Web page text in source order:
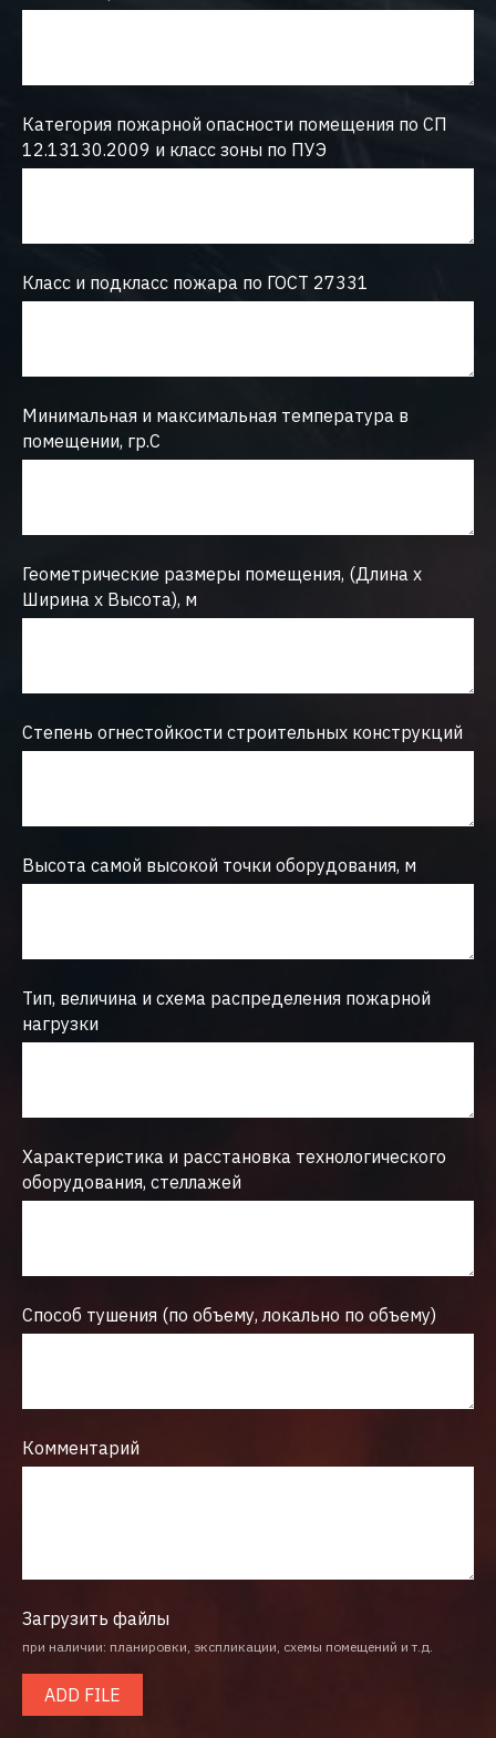
Категория пожарной опасности помещения по СП
12.13130.2009 и класс зоны по ПУЭ
Класс и подкласс пожара по ГОСТ 27331
Минимальная и максимальная температура в
помещении, гр.С
Геометрические размеры помещения, (Длина х
Ширина х Высота), м
Степень огнестойкости строительных конструкций
Высота самой высокой точки оборудования, м
Тип, величина и схема распределения пожарной
нагрузки
Характеристика и расстановка технологического
оборудования, стеллажей
Способ тушения (по объему, локально по объему)
Комментарий
Загрузить файлы
при наличии: планировки, экспликации, схемы помещений и т.д.
ADD FILE